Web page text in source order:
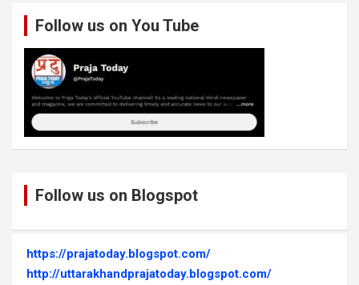
Follow us on You Tube
Follow us on Blogspot
https://prajatoday.blogspot.com/
http://uttarakhandprajatoday.blogspot.com/